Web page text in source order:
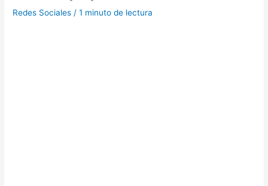
Redes Sociales /1 minuto de lectura